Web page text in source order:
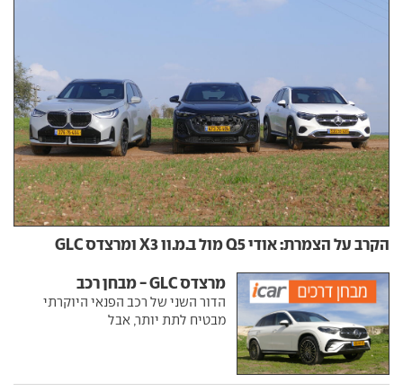
הקרב על הצמרת: אודי Q5 מול ב.מ.וו X3 ומרצדס GLC
מרצדס GLC - מבחן רכב
הדור השני של רכב הפנאי היוקרתי
מבטיח לתת יותר, אבל